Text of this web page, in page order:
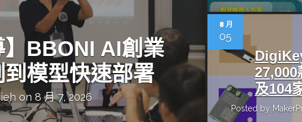
英特爾技術驅動醫療外骨骼解決方案
【活動報導】Intel攜手生
人應用部署實戰經驗
BBONI AI創業
模型快速部署
on 8 月 7, 2026
8 月
05
27,000
及104
Posted by